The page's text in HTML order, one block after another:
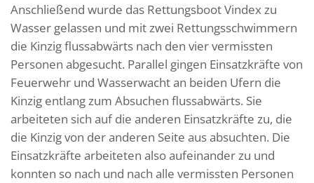
Anschließend wurde das Rettungsboot Vindex zu
Wasser gelassen und mit zwei Rettungsschwimmern
die Kinzig flussabwärts nach den vier vermissten
Personen abgesucht. Parallel gingen Einsatzkräfte von
Feuerwehr und Wasserwacht an beiden Ufern die
Kinzig entlang zum Absuchen flussabwärts. Sie
arbeiteten sich auf die anderen Einsatzkräfte zu, die
die Kinzig von der anderen Seite aus absuchten. Die
Einsatzkräfte arbeiteten also aufeinander zu und
konnten so nach und nach alle vermissten Personen